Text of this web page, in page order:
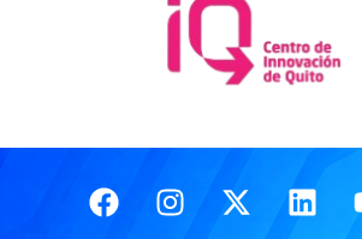
FacebookInstagram
X-
twitter